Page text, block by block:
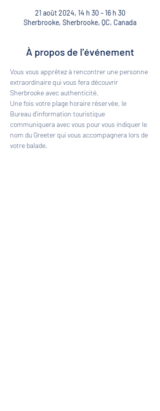
21 août 2024, 14 h 30 – 16 h 30
Sherbrooke, Sherbrooke, QC, Canada
À propos de l'événement
Vous vous apprêtez à rencontrer une personne
extraordinaire qui vous fera découvrir
Sherbrooke avec authenticité.
Une fois votre plage horaire réservée, le
Bureau d'information touristique
communiquera avec vous pour vous indiquer le
nom du Greeter qui vous accompagnera lors de
votre balade.